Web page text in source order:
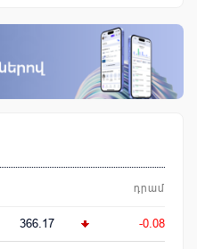
դրամ
366.17 -0.08